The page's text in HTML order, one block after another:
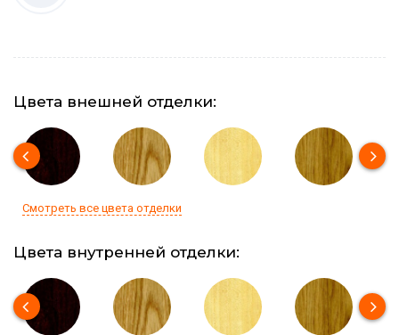
Цвета внешней отделки:
Смотреть все цвета отделки
Цвета внутренней отделки: